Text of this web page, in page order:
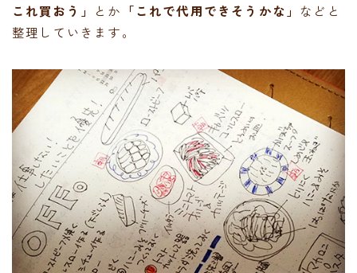
これ買おう」
とか 「これで代用できそうかな」 などと
整理していきます。